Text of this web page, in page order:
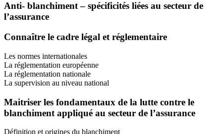
Anti- blanchiment – spécificités liées au secteur de
l’assurance
Connaître le cadre légal et réglementaire
Les normes internationales
La réglementation européenne
La réglementation nationale
La supervision au niveau national
Maitriser les fondamentaux de la lutte contre le
blanchiment appliqué au secteur de l’assurance
Définition et origines du blanchiment